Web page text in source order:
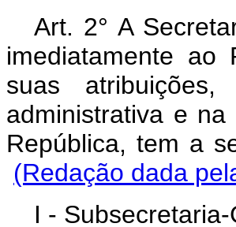
Art. 2° A
imediatamente ao
suas
administrativa e
República,
(Redação dada
I - Subsecretaria-